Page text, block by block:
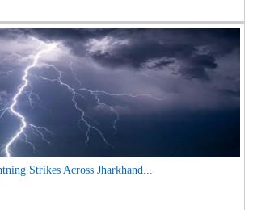
Strikes Across Jharkhand...